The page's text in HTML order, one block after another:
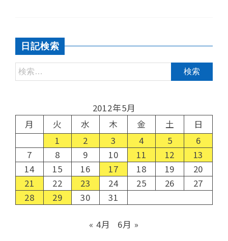
日記検索
2012年5月
月
火 水 木 金 土
日
1
2 3 4 5
6
7
8 9 10 11 12
13
14
15 16 17 18 19
20
21
22 23 24 25 26
27
28
29 30 31
« 4月 6月 »